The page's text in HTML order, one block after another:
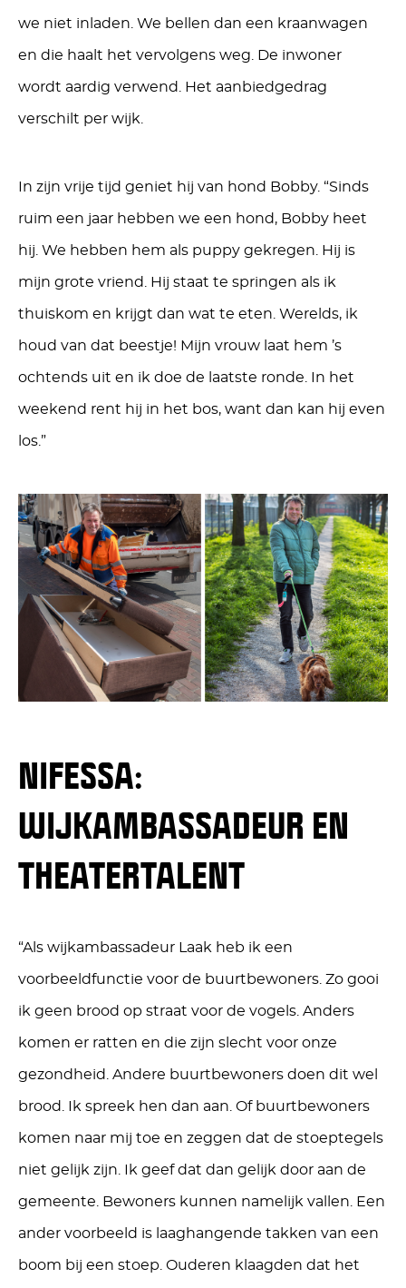
we niet inladen. We bellen dan een kraanwagen
en die haalt het vervolgens weg. De inwoner
wordt aardig verwend. Het aanbiedgedrag
verschilt per wijk.
In zijn vrije tijd geniet hij van hond Bobby. “Sinds
ruim een jaar hebben we een hond, Bobby heet
hij. We hebben hem als puppy gekregen. Hij is
mijn grote vriend. Hij staat te springen als ik
thuiskom en krijgt dan wat te eten. Werelds, ik
houd van dat beestje! Mijn vrouw laat hem ’s
ochtends uit en ik doe de laatste ronde. In het
weekend rent hij in het bos, want dan kan hij even
los.”
NIFESSA:
WIJKAMBASSADEUR EN
THEATERTALENT
“Als wijkambassadeur Laak heb ik een
voorbeeldfunctie voor de buurtbewoners. Zo gooi
ik geen brood op straat voor de vogels. Anders
komen er ratten en die zijn slecht voor onze
gezondheid. Andere buurtbewoners doen dit wel
brood. Ik spreek hen dan aan. Of buurtbewoners
komen naar mij toe en zeggen dat de stoeptegels
niet gelijk zijn. Ik geef dat dan gelijk door aan de
gemeente. Bewoners kunnen namelijk vallen. Een
ander voorbeeld is laaghangende takken van een
boom bij een stoep. Ouderen klaagden dat het